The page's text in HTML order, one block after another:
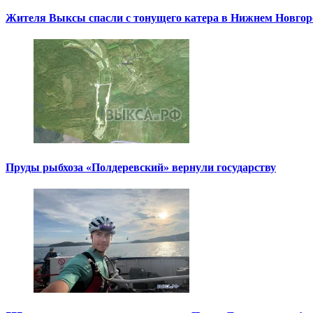
Жителя Выксы спасли с тонущего катера в Нижнем
Пруды рыбхоза «Полдеревский» вернули государству